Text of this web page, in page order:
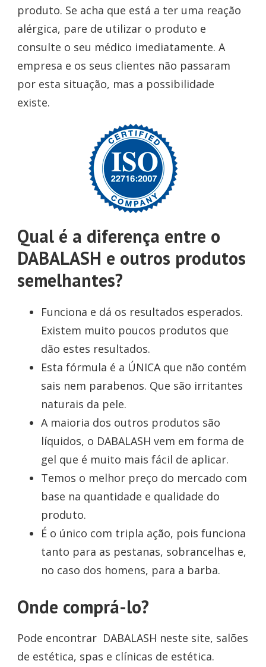
produto. Se acha que está a ter uma reação
alérgica, pare de utilizar o produto e
consulte o seu médico imediatamente. A
empresa e os seus clientes não passaram
por esta situação, mas a possibilidade
existe.
Qual é a diferença entre o
DABALASH e outros produtos
semelhantes?
Funciona e dá os resultados esperados.
Existem muito poucos produtos que
dão estes resultados.
Esta fórmula é a ÚNICA que não contém
sais nem parabenos. Que são irritantes
naturais da pele.
A maioria dos outros produtos são
líquidos, o DABALASH vem em forma de
gel que é muito mais fácil de aplicar.
Temos o melhor preço do mercado com
base na quantidade e qualidade do
produto.
É o único com tripla ação, pois funciona
tanto para as pestanas, sobrancelhas e,
no caso dos homens, para a barba.
Onde comprá-lo?
Pode encontrar DABALASH neste site, salões
de estética, spas e clínicas de estética.